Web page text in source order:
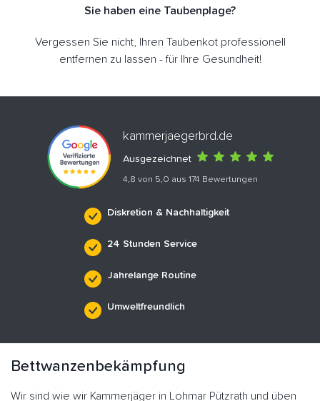
Sie haben eine Taubenplage?
Vergessen Sie nicht, Ihren Taubenkot professionell
entfernen zu lassen - für Ihre Gesundheit!
kammerjaegerbrd.de
Ausgezeichnet
4,8 von 5,0 aus 174 Bewertungen
Diskretion & Nachhaltigkeit
24 Stunden Service
Jahrelange Routine
Umweltfreundlich
Bettwanzenbekämpfung
Wir sind wie wir Kammerjäger in Lohmar Pützrath und üben